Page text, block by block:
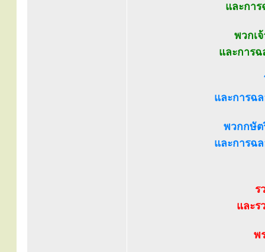
และการ
พวกเ
และการฉ
และการฉ
พวกกษัต
และการฉ
ร
และร
พ